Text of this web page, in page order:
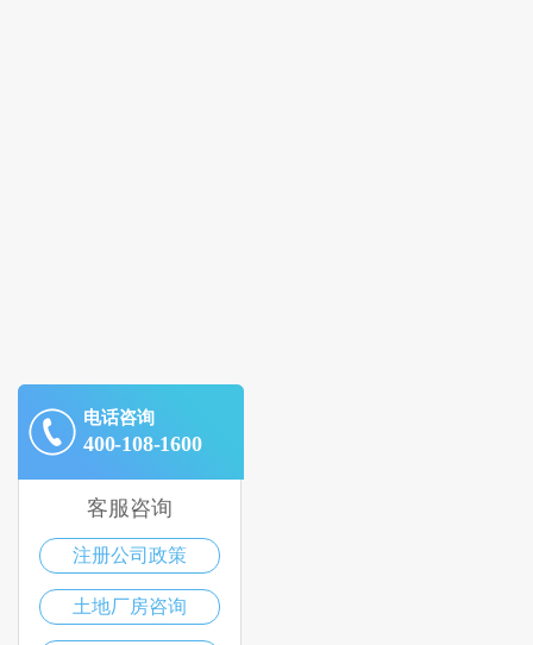
电话咨询
400-108-1600
客服咨询
注册公司政策
土地厂房咨询